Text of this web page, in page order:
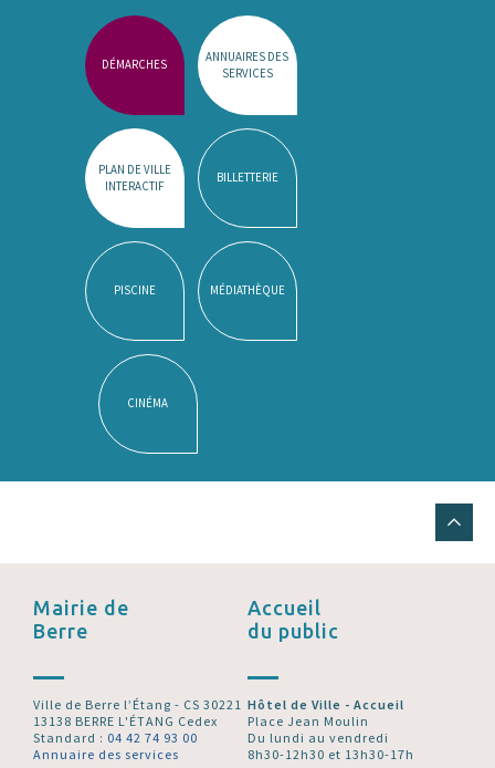
DÉMARCHES
ANNUAIRES DES
SERVICES
PLAN DE VILLE
INTERACTIF
BILLETTERIE
PISCINE MÉDIATHÈQUE
CINÉMA
Mairie de
Berre
Ville de Berre l’Étang - CS 30221
13138 BERRE L'ÉTANG Cedex
Standard : 04 42 74 93 00
Annuaire des services
Accueil
du public
Hôtel de Ville - Accueil
Place Jean Moulin
Du lundi au vendredi
8h30-12h30 et 13h30-17h